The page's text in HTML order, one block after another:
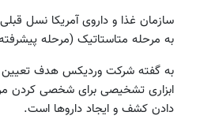
سازمان غذا و داروی آمریکا نسل
به مرحله متاستاتیک (مرحله
به گفته شرکت وردیکس هدف تعیین
ابزاری تشخیصی برای شخصی کردن
دادن کشف و ایجاد داروها است.